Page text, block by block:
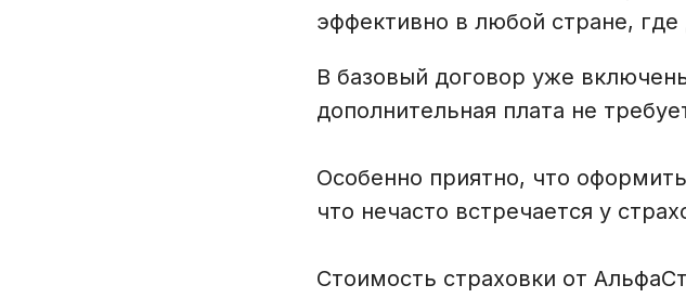
эффективно в любой стране, где
В базовый договор уже
дополнительная плата не
Особенно приятно, что
что нечасто встречается у
Стоимость страховки от